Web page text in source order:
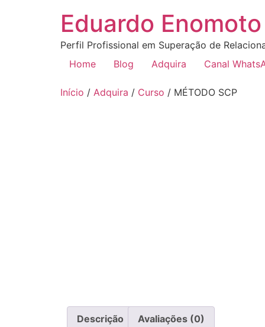
Eduardo
Perfil Profissional em Superação de
Home
Blog Adquira Canal
Início / Adquira / Curso / MÉTODO SCP
Descrição Avaliações (0)